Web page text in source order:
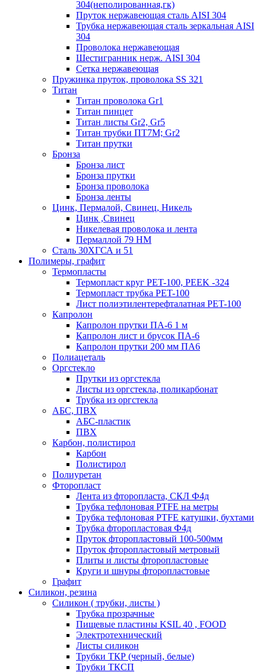
304(неполированная,гк)
Пруток нержавеющая сталь AISI 304
Трубка нержавеющая сталь зеркальная AISI
304
Проволока нержавеющая
Шестигранник нерж. AISI 304
Сетка нержавеющая
Пружинка пруток, проволока SS 321
Титан
Титан проволока Gr1
Титан пинцет
Титан листы Gr2, Gr5
Титан трубки ПТ7М; Gr2
Титан прутки
Бронза
Бронза лист
Бронза прутки
Бронза проволока
Бронза ленты
Цинк, Пермалой, Свинец, Никель
Цинк ,Свинец
Никелевая проволока и лента
Пермаллой 79 НМ
Сталь 30ХГСА и 51
Полимеры, графит
Термопласты
Термопласт круг PET-100, PEEK -324
Термопласт трубка PET-100
Лист полиэтилентерефталатная PET-100
Капролон
Капролон прутки ПА-6 1 м
Капролон лист и брусок ПА-6
Капролон прутки 200 мм ПА6
Полиацеталь
Оргстекло
Прутки из оргстекла
Листы из оргстекла, поликарбонат
Трубка из оргстекла
АБС, ПВХ
АБС-пластик
ПВХ
Карбон, полистирол
Карбон
Полистирол
Полиуретан
Фторопласт
Лента из фторопласта, СКЛ Ф4д
Трубка тефлоновая PTFE на метры
Трубка тефлоновая PTFE катушки, бухтами
Трубка фторопластовая Ф4д
Пруток фторопластовый 100-500мм
Пруток фторопластовый метровый
Плиты и листы фторопластовые
Круги и шнуры фторопластовые
Графит
Силикон, резина
Силикон ( трубки, листы )
Трубка прозрачные
Пищевые пластины KSIL 40 , FOOD
Электротехнический
Листы силикон
Трубки ТКР (черный, белые)
Трубки ТКСП